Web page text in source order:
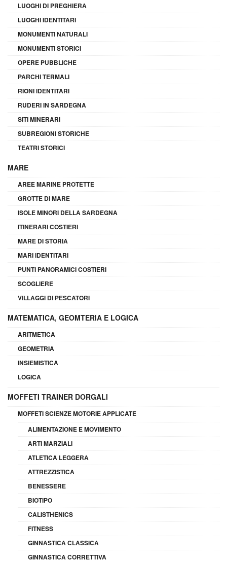
LUOGHI DI PREGHIERA
LUOGHI IDENTITARI
MONUMENTI NATURALI
MONUMENTI STORICI
OPERE PUBBLICHE
PARCHI TERMALI
RIONI IDENTITARI
RUDERI IN SARDEGNA
SITI MINERARI
SUBREGIONI STORICHE
TEATRI STORICI
MARE
AREE MARINE PROTETTE
GROTTE DI MARE
ISOLE MINORI DELLA SARDEGNA
ITINERARI COSTIERI
MARE DI STORIA
MARI IDENTITARI
PUNTI PANORAMICI COSTIERI
SCOGLIERE
VILLAGGI DI PESCATORI
MATEMATICA, GEOMTERIA E LOGICA
ARITMETICA
GEOMETRIA
INSIEMISTICA
LOGICA
MOFFETI TRAINER DORGALI
MOFFETI SCIENZE MOTORIE APPLICATE
ALIMENTAZIONE E MOVIMENTO
ARTI MARZIALI
ATLETICA LEGGERA
ATTREZZISTICA
BENESSERE
BIOTIPO
CALISTHENICS
FITNESS
GINNASTICA CLASSICA
GINNASTICA CORRETTIVA